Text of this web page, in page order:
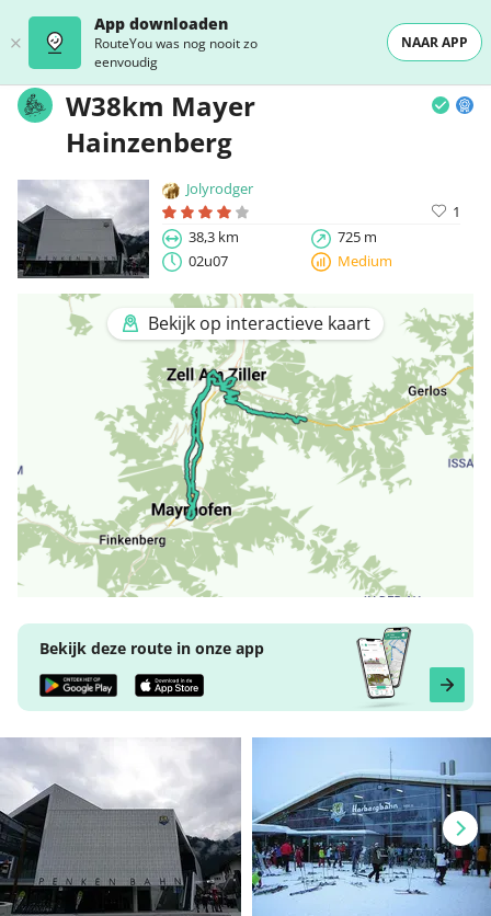
App downloaden
RouteYou was nog nooit zo
eenvoudig
NAAR APP
W38km Mayer
Hainzenberg
Jolyrodger
1
38,3 km
725 m
02u07
Medium
Bekijk op interactieve kaart
Bekijk deze route in onze app